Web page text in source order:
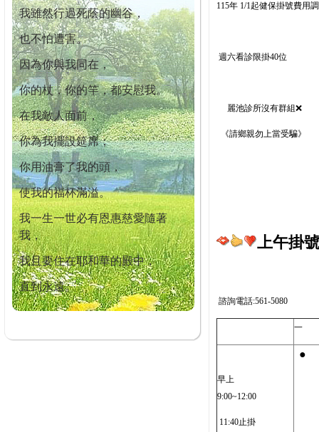
我雖然行過死蔭的幽谷，
也不怕遭害。
因為你與我同在，
你的杖，你的竿，都安慰我。
在我敵人面前，
你為我擺設筵席；
你用油膏了我的頭，
使我的福杯滿溢。
我一生一世必有恩惠慈愛隨著
我，
我且要住在耶和華的殿中，
直到永遠。
115年 1/1起健保掛號費用
週六看診限掛40位
麗池診所沒有群組❌
《請鄉親勿上當受騙》
上午掛
諮詢電話:561-5080
一
早上
9:00~12:00
11:40止掛
●